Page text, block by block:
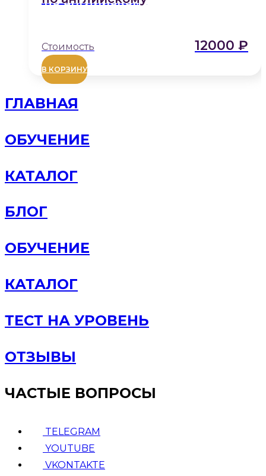
12000 ₽
В КОРЗИНУ
ГЛАВНАЯ
ОБУЧЕНИЕ
КАТАЛОГ
БЛОГ
ОБУЧЕНИЕ
КАТАЛОГ
ТЕСТ НА УРОВЕНЬ
ОТЗЫВЫ
ЧАСТЫЕ ВОПРОСЫ
TELEGRAM
YOUTUBE
VKONTAKTE